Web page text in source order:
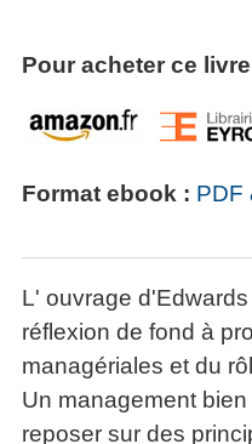
Pour acheter ce
Format ebook : PDF
L' ouvrage
réflexion de fond à
managériales et du
Un management
reposer sur des